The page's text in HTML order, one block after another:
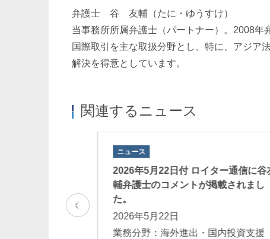
弁護士 谷 友輔 （たに・ゆうすけ）
当事務所所属弁護士（パートナー）。2008年
国際取引を主な取扱分野とし、特に、アジア
解決を得意としています。
関連するニュース
国内投資支援
ニュース
2026年5月22日付 ロイター通信に谷
輔弁護士のコメントが掲載されまし
た。
2026年5月22日
業務分野：海外進出・国内投資支援